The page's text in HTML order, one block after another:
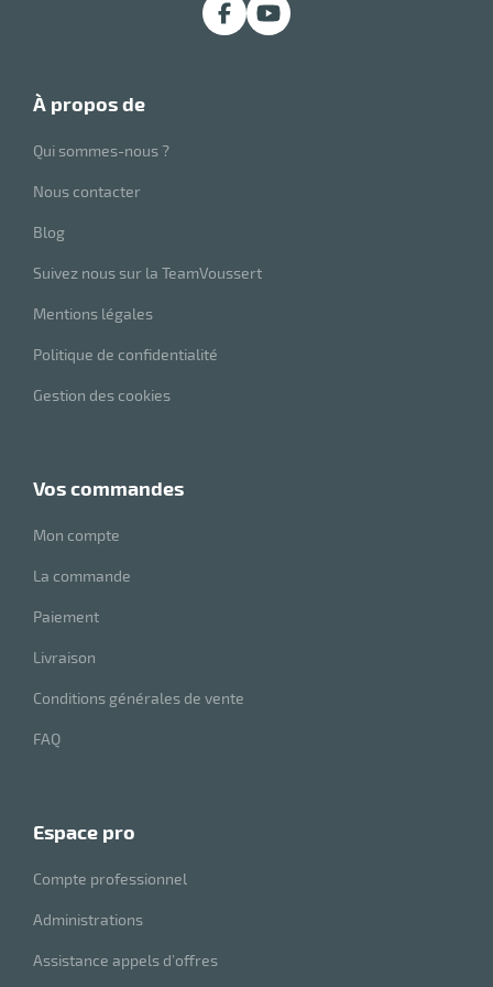
à propos de
Qui sommes-nous ?
Nous contacter
Blog
Suivez nous sur la TeamVoussert
Mentions légales
Politique de confidentialité
Gestion des cookies
vos commandes
Mon compte
La commande
Paiement
Livraison
Conditions générales de vente
FAQ
espace pro
Compte professionnel
Administrations
Assistance appels d’offres